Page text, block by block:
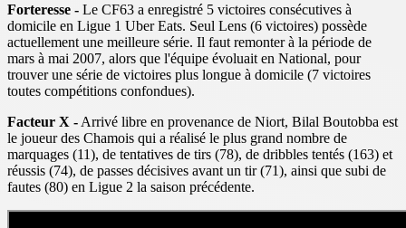
Forteresse - Le CF63 a enregistré 5 victoires consécutives à
domicile en Ligue 1 Uber Eats. Seul Lens (6 victoires) possède
actuellement une meilleure série. Il faut remonter à la période de
mars à mai 2007, alors que l'équipe évoluait en National, pour
trouver une série de victoires plus longue à domicile (7 victoires
toutes compétitions confondues).
Facteur X - Arrivé libre en provenance de Niort, Bilal Boutobba est
le joueur des Chamois qui a réalisé le plus grand nombre de
marquages (11), de tentatives de tirs (78), de dribbles tentés (163) et
réussis (74), de passes décisives avant un tir (71), ainsi que subi de
fautes (80) en Ligue 2 la saison précédente.